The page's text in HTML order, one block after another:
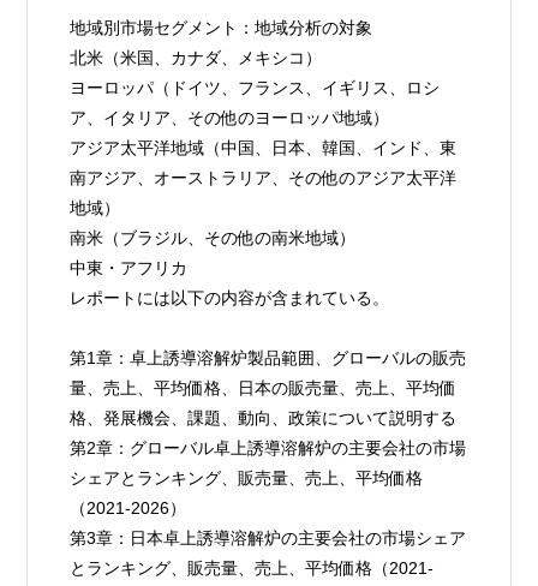
地域別市場セグメント：地域分析の対象
北米（米国、カナダ、メキシコ）
ヨーロッパ（ドイツ、フランス、イギリス、ロシ
ア、イタリア、その他のヨーロッパ地域）
アジア太平洋地域（中国、日本、韓国、インド、東
南アジア、オーストラリア、その他のアジア太平洋
地域）
南米（ブラジル、その他の南米地域）
中東・アフリカ
レポートには以下の内容が含まれている。
第1章：卓上誘導溶解炉製品範囲、グローバルの販売
量、売上、平均価格、日本の販売量、売上、平均価
格、発展機会、課題、動向、政策について説明する
第2章：グローバル卓上誘導溶解炉の主要会社の市場
シェアとランキング、販売量、売上、平均価格
（2021-2026）
第3章：日本卓上誘導溶解炉の主要会社の市場シェア
とランキング、販売量、売上、平均価格（2021-